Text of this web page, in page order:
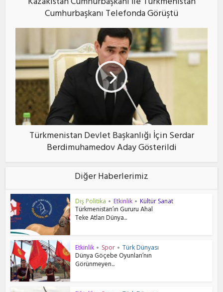
Cumhurbaşkanı Telefonda Görüştü
Türkmenistan Devlet Başkanlığı İçin Serdar
Berdimuhamedov Aday Gösterildi
Diğer Haberlerimiz
Dış Politika • Etkinlik • Kültür Sanat
Türkmenistan’ın Gururu Ahal
Teke Atları Dünya...
Etkinlik • Spor • Türk Dünyası
Dünya Göçebe Oyunları’nın
Görünmeyen...